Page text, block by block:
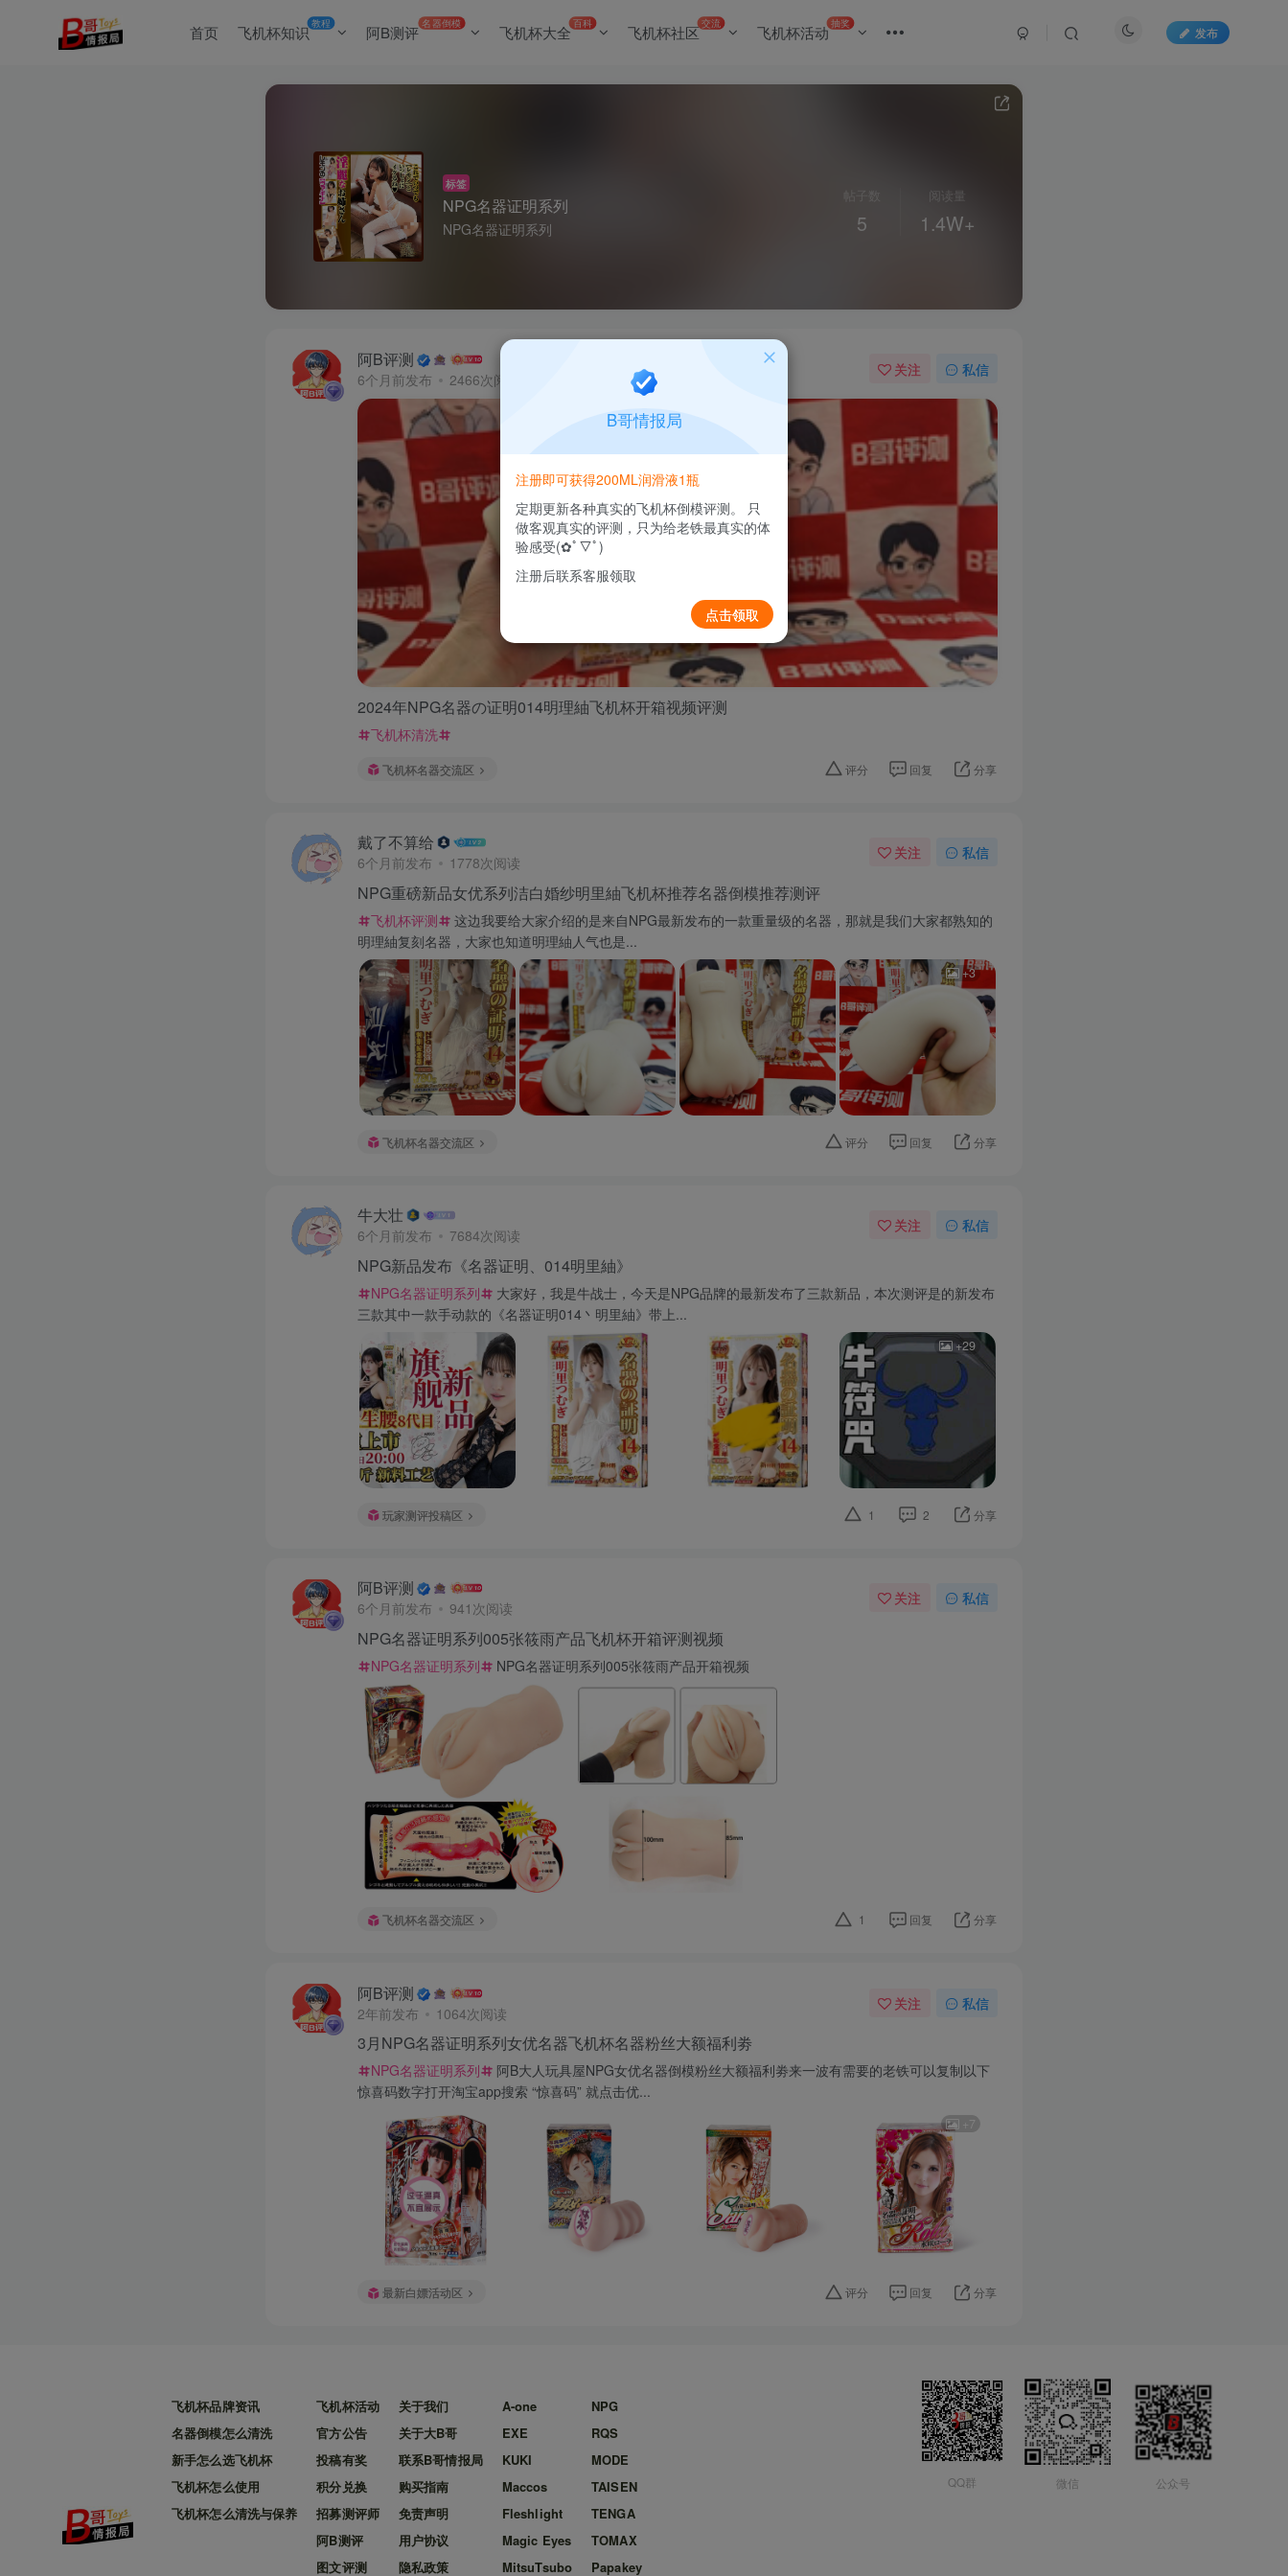
首页 飞机杯知识教程 阿B测评 名器倒模 飞机杯大全百科 飞机杯社区交流 飞机杯活动抽奖
发布
标签
NPG名器证明系列
NPG名器证明系列 5
阅读量
1.4W+
阿B评测
6个月前发布 2466次阅读
关注 私信
2024年NPG名器の证明014明理紬飞机杯开箱视频评测
飞机杯清洗
飞机杯名器交流区 评分 回复 分享
戴了不算给
6个月前发布 1778次阅读
关注 私信
NPG重磅新品女优系列洁白婚纱明里紬飞机杯推荐名器倒模推荐测评
飞机杯评测
这边我要给大家介绍的是来自NPG最新发布的一款重量级的名器，那就是我们大家都熟知的
明理紬复刻名器，大家也知道明理紬人气也是...
+3
飞机杯名器交流区 评分 回复 分享
牛大壮
6个月前发布 7684次阅读
关注 私信
NPG新品发布《名器证明、014明里紬》
NPG名器证明系列
大家好，我是牛战士，今天是NPG品牌的最新发布了三款新品，本次测评是的新发布
三款其中一款手动款的《名器证明014丶明里紬》带上...
+29
玩家测评投稿区 1 2 分享
阿B评测
6个月前发布 941次阅读
关注 私信
NPG名器证明系列005张筱雨产品飞机杯开箱评测视频
NPG名器证明系列 NPG名器证明系列005张筱雨产品开箱视频
飞机杯名器交流区 1 回复 分享
阿B评测
2年前发布 1064次阅读
关注 私信
3月NPG名器证明系列女优名器飞机杯名器粉丝大额福利劵
NPG名器证明系列
阿B大人玩具屋NPG女优名器倒模粉丝大额福利劵来一波有需要的老铁可以复制以下
惊喜码数字打开淘宝app搜索 “惊喜码” 就点击优...
+7
最新白嫖活动区 评分 回复 分享
飞机杯品牌资讯
名器倒模怎么清洗
新手怎么选飞机杯
飞机杯怎么使用
飞机杯怎么清洗与保养
飞机杯活动
官方公告
投稿有奖
积分兑换
招募测评师
阿B测评
图文评测
关于我们
关于大B哥
联系B哥情报局
购买指南
免责声明
用户协议
隐私政策
A-one
EXE
KUKI
Maccos
Fleshlight
Magic Eyes
MitsuTsubo
NPG
RQS
MODE
TAISEN
TENGA
TOMAX
Papakey
QQ群 微信 公众号
B哥情报局
注册即可获得200ML润滑液1瓶
定期更新各种真实的飞机杯倒模评测。 只
做客观真实的评测，只为给老铁最真实的体
验感受(✿ﾟ▽ﾟ)
注册后联系客服领取
点击领取